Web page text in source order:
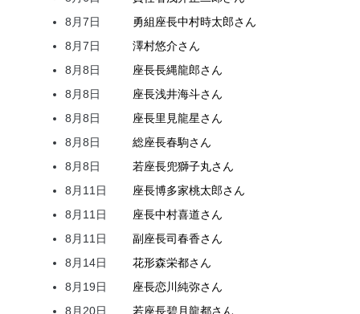
8月7日
勇組座長中村時太郎さん
8月7日
澤村悠介さん
8月8日
座長長縄龍郎さん
8月8日
座長浅井海斗さん
8月8日
座長里見龍星さん
8月8日
総座長春駒さん
8月8日
若座長兜獅子丸さん
8月11日
座長博多家桃太郎さん
8月11日
座長中村喜道さん
8月11日
副座長司春香さん
8月14日
花形森栄都さん
8月19日
座長恋川純弥さん
8月20日
若座長碧月龍都さん